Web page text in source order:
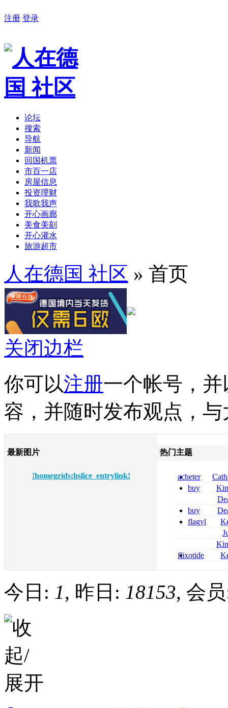
注册 登录
论坛
搜索
导航
新闻
回国机票
市百一店
房屋信息
投资理财
我歌我声
开心画廊
美食美刻
开心灌水
旅游超市
人在德国 社区 » 首页
关闭边栏
你可以注册一个帐号，并
容，并随时发布观点，
最新图片
!homegrids:hslice_entrylink!
热门主题
acheter
dapsone site
buy
zolpidem usa
tizanidine
sans
buy
pregabalin
pregabalin
flagyl
online
roxithromycin
sécurité
nolvadex
flixotide
今日: 1, 昨日: 18153, 会